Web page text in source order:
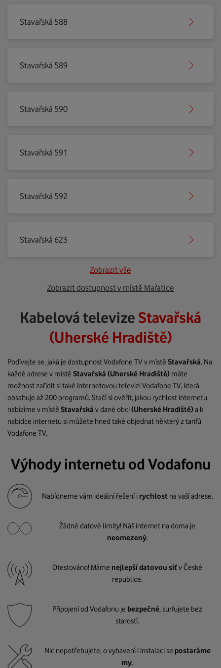
Stavařská 588
Stavařská 589
Stavařská 590
Stavařská 591
Stavařská 592
Stavařská 623
Zobrazit vše
Zobrazit dostupnost v místě Mařatice
Kabelová televize Stavařská
(Uherské Hradiště)
Podívejte se, jaká je dostupnost Vodafone TV v místě Stavařská. Na
každé adrese v místě Stavařská (Uherské Hradiště) máte
možnost zařídit si také internetovou televizi Vodafone TV, která
obsahuje až 200 programů. Stačí si ověřit, jakou rychlost internetu
nabízíme v místě Stavařská v dané obci(Uherské Hradiště)a k
nabídce internetu si můžete hned také objednat některý z tarifů
Vodafone TV.
Výhody internetu od Vodafonu
Nabídneme vám ideální řešení i rychlost na vaší adrese.
Žádné datové limity! Náš internet na doma je
neomezený.
Otestováno! Máme nejlepší datovou síťv České
republice.
Připojení od Vodafonu je bezpečné, surfujete bez
starostí.
Nic nepotřebujete, o vybavení i instalaci se postaráme
my.